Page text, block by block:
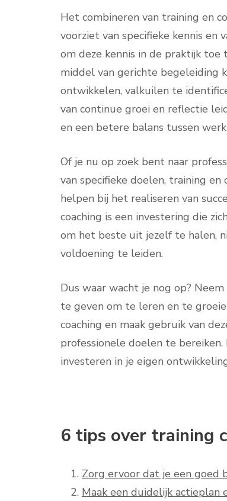
Het combineren van training en
voorziet van specifieke kennis en
om deze kennis in de praktijk toe
middel van gerichte begeleiding
ontwikkelen, valkuilen te
van continue groei en reflectie
en een betere balans tussen
Of je nu op zoek bent naar
van specifieke doelen, training
helpen bij het realiseren van
coaching is een investering die
om het beste uit jezelf te halen,
voldoening te leiden.
Dus waar wacht je nog op?
te geven om te leren en te
coaching en maak gebruik van
professionele doelen te
investeren in je eigen
6 tips over training
Zorg ervoor dat je een goed
Maak een duidelijk